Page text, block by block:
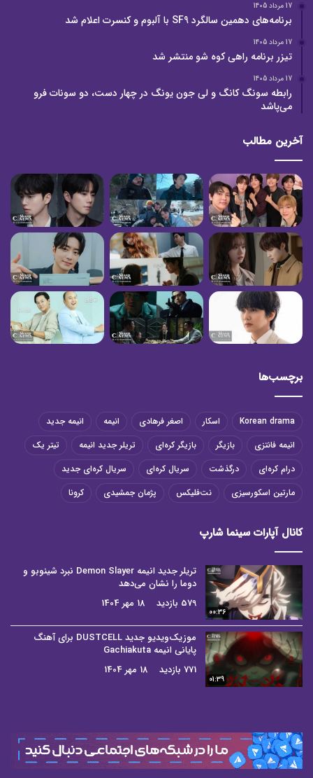
17 مرداد 1405
برنامه‌های دهمین سالگرد SF9 با آلبوم و کنسرت اعلام شد
17 مرداد 1405
تیزر برنامه راهی کوه شو منتشر شد
17 مرداد 1405
رابطه سونگ کانگ و لی جون یونگ در چهار دست، دو سونات فرو
می‌پاشد
آخرین مطالب
برچسب‌ها
Korean drama اسکار اصغر فرهادی انیمه
انیمه جدید
انیمه فانتزی
بازیگر بازیگر کره‌ای تریلر جدید انیمه
تیتر یک
درام کره‌ای
درگذشت سریال کره‌ای
سریال کره‌ای جدید
مارتین اسکورسیزی
نت‌فلیکس پژمان جمشیدی کرونا
کانال آپارات سینما شارپ
00:36
تریلر جدید انیمه Demon Slayer نبرد شینوبو و
دوما را نشان می‌دهد
579 بازدید
18 مهر 1404
01:39
موزیک‌ویدیو جدید DUSTCELL برای آهنگ
پایانی انیمه Gachiakuta
771 بازدید
18 مهر 1404